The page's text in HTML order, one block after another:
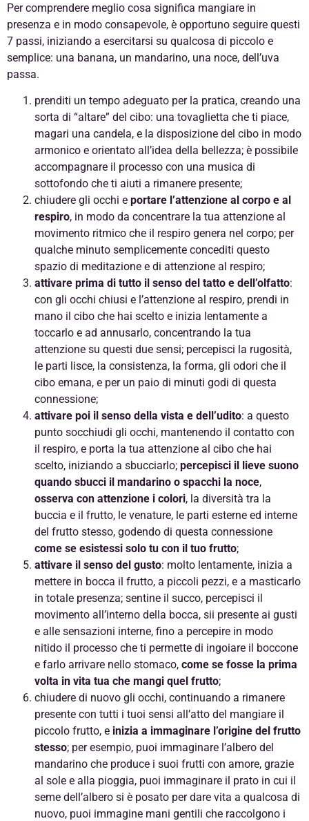
Per comprendere meglio cosa significa mangiare in
presenza e in modo consapevole, è opportuno seguire questi
7 passi, iniziando a esercitarsi su qualcosa di piccolo e
semplice: una banana, un mandarino, una noce, dell’uva
passa.
prenditi un tempo adeguato per la pratica, creando una
sorta di “altare” del cibo: una tovaglietta che ti piace,
magari una candela, e la disposizione del cibo in modo
armonico e orientato all’idea della bellezza; è possibile
accompagnare il processo con una musica di
sottofondo che ti aiuti a rimanere presente;
chiudere gli occhi e portare l’attenzione al corpo e al
respiro, in modo da concentrare la tua attenzione al
movimento ritmico che il respiro genera nel corpo; per
qualche minuto semplicemente concediti questo
spazio di meditazione e di attenzione al respiro;
attivare prima di tutto il senso del tatto e dell’olfatto:
con gli occhi chiusi e l’attenzione al respiro, prendi in
mano il cibo che hai scelto e inizia lentamente a
toccarlo e ad annusarlo, concentrando la tua
attenzione su questi due sensi; percepisci la rugosità,
le parti lisce, la consistenza, la forma, gli odori che il
cibo emana, e per un paio di minuti godi di questa
connessione;
attivare poi il senso della vista e dell’udito: a questo
punto socchiudi gli occhi, mantenendo il contatto con
il respiro, e porta la tua attenzione al cibo che hai
scelto, iniziando a sbucciarlo; percepisci il lieve suono
quando sbucci il mandarino o spacchi la noce,
osserva con attenzione i colori, la diversità tra la
buccia e il frutto, le venature, le parti esterne ed interne
del frutto stesso, godendo di questa connessione
come se esistessi solo tu con il tuo frutto;
attivare il senso del gusto: molto lentamente, inizia a
mettere in bocca il frutto, a piccoli pezzi, e a masticarlo
in totale presenza; sentine il succo, percepisci il
movimento all’interno della bocca, sii presente ai gusti
e alle sensazioni interne, fino a percepire in modo
nitido il processo che ti permette di ingoiare il boccone
e farlo arrivare nello stomaco, come se fosse la prima
volta in vita tua che mangi quel frutto;
chiudere di nuovo gli occhi, continuando a rimanere
presente con tutti i tuoi sensi all’atto del mangiare il
piccolo frutto, e inizia a immaginare l’origine del frutto
stesso; per esempio, puoi immaginare l’albero del
mandarino che produce i suoi frutti con amore, grazie
al sole e alla pioggia, puoi immaginare il prato in cui il
seme dell’albero si è posato per dare vita a qualcosa di
nuovo, puoi immagine mani gentili che raccolgono i